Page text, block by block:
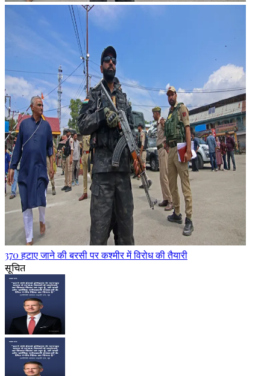
370 हटाए जाने की बरसी पर कश्मीर में विरोध की तैयारी
सूचित